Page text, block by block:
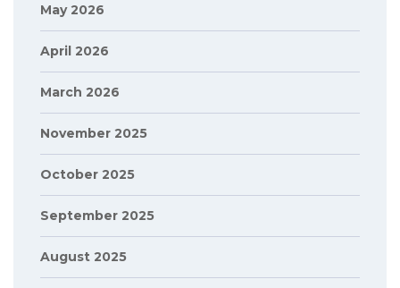
May 2026
April 2026
March 2026
November 2025
October 2025
September 2025
August 2025